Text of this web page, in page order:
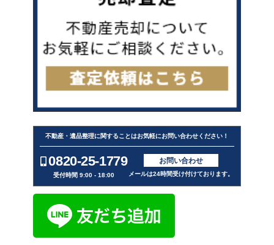
不動産・遺品整理に関することはお気軽にお問い合わせください！
0820-25-1779
受付時間 9:00 - 18:00
お問い合わせ
メールは24時間受け付けております。